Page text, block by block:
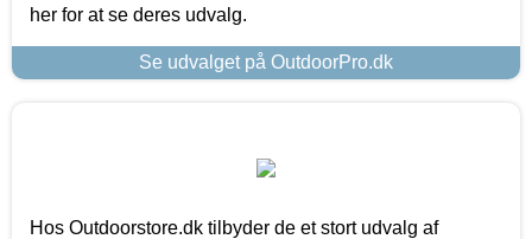
her for at se deres udvalg.
Se udvalget på OutdoorPro.dk
Hos Outdoorstore.dk tilbyder de et stort udvalg af